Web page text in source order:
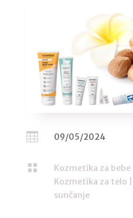
 09/05/2024
 Kozmetika za bebe|
Kozmetika za telo
sunčanje